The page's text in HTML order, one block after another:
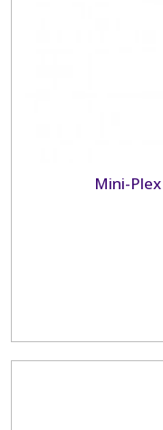
Mini-